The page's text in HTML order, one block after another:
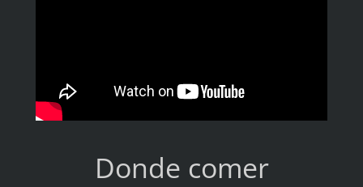
Donde comer